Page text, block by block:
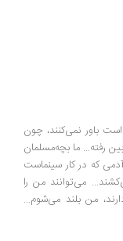
نمی‌کنند، چون
ما بچه‌مسلمان
کار سینماست
می‌توانند من را
بلند می‌شوم...